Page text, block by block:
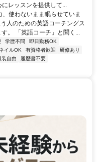
レッスンを提供して...
使わないまま眠らせていま
人のための英語コーチングス
。 「英語コーチ」と聞く...
学歴不問
即日勤務OK
イルOK 有資格者歓迎
研修あり
装自由
履歴書不要